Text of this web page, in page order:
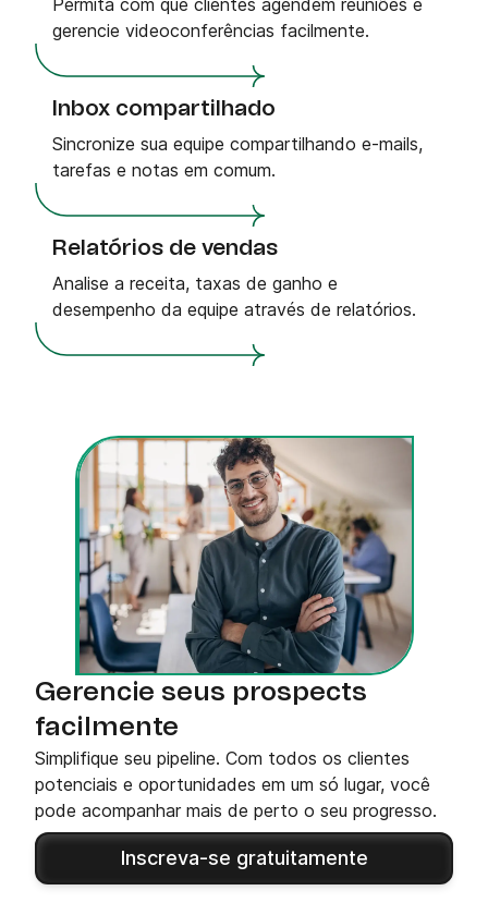
Permita com que clientes agendem reuniões e
gerencie videoconferências facilmente.
Inbox compartilhado
Sincronize sua equipe compartilhando e-mails,
tarefas e notas em comum.
Relatórios de vendas
Analise a receita, taxas de ganho e
desempenho da equipe através de relatórios.
Gerencie seus prospects
facilmente
Simplifique seu pipeline. Com todos os clientes
potenciais e oportunidades em um só lugar, você
pode acompanhar mais de perto o seu progresso.
Inscreva-se gratuitamente